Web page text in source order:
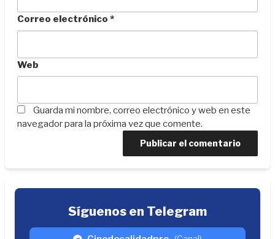
Correo electrónico *
Web
Guarda mi nombre, correo electrónico y web en este
navegador para la próxima vez que comente.
Síguenos en Telegram